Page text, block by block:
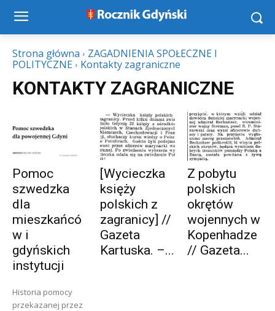
Strona główna
ZAGADNIENIA SPOŁECZNE I
POLITYCZNE
Kontakty zagraniczne
KONTAKTY ZAGRANICZNE
Pomoc
szwedzka
dla
mieszkańcó
w i
gdyńskich
instytucji
Historia pomocy
przekazanej przez
[Wycieczka
księży
polskich z
zagranicy] //
Gazeta
Kartuska. –...
Z pobytu
polskich
okrętów
wojennych w
Kopenhadze
// Gazeta...